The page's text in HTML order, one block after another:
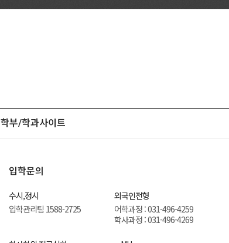
학부/학과사이트
입학문의
수시,정시
입학관리팀 1588-2725
외국인전형
어학과정 : 031-496-4259
학사과정 : 031-496-4269